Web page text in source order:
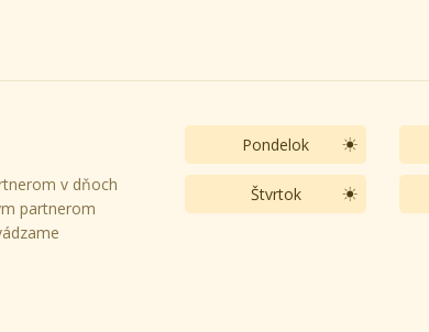
v dňoch
partnerom
Pondelok
Štvrtok